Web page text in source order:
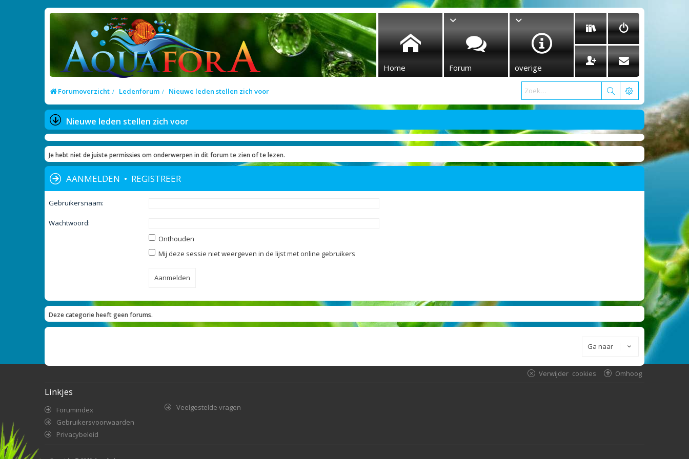
Home Forum overige
Forumoverzicht Ledenforum Nieuwe leden stellen zich voor
Nieuwe leden stellen zich voor
Je hebt niet de juiste permissies om onderwerpen in dit forum te zien of te lezen.
AANMELDEN • REGISTREER
Gebruikersnaam:
Wachtwoord:
Onthouden
Mij deze sessie niet weergeven in de lijst met online gebruikers
Deze categorie heeft geen forums.
Ga naar
Omhoog
Verwijder cookies
Linkjes
Forumindex
Gebruikersvoorwaarden
Privacybeleid
Veelgestelde vragen